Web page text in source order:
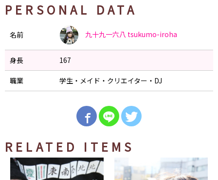
PERSONAL DATA
名前 九十九一六八 tsukumo-iroha
身長 167
職業 学生・メイド・クリエイター・DJ
RELATED ITEMS